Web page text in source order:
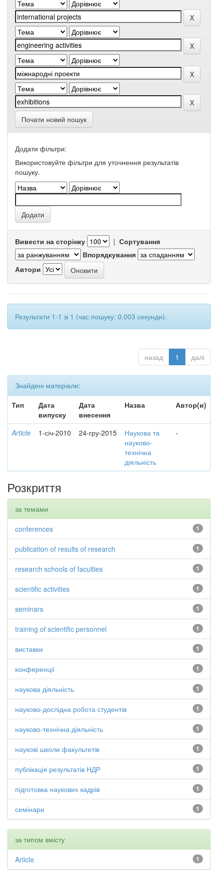
Почати новий пошук
Додати фільтри:
Використовуйте фільтри для уточнення результатів
пошуку.
Вивести на сторінку | Сортування
Впорядкування
Автори
Результати 1-1 зі 1 (час пошуку: 0.003 секунди).
назад 1 далі
Знайдені матеріали:
Тип
Дата
випуску
Дата
внесення
Назва Автор(и)
Article 1-січ-2010 24-гру-2015
Наукова та
науково-
технічна
діяльність
-
Розкриття
за темами
1
conferences
1
publication of results of research
1
research schools of faculties
1
scientific activities
1
seminars
1
training of scientific personnel
1
виставки
1
конференції
1
наукова діяльність
1
науково-дослідна робота студентів
1
науково-технічна діяльність
1
наукові школи факультетів
1
публікація результатів НДР
1
підготовка наукових кадрів
1
семінари
за типом вмісту
1
Article